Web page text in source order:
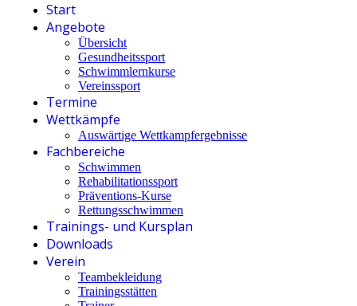
Start
Angebote
Übersicht
Gesundheitssport
Schwimmlernkurse
Vereinssport
Termine
Wettkämpfe
Auswärtige Wettkampfergebnisse
Fachbereiche
Schwimmen
Rehabilitationssport
Präventions-Kurse
Rettungsschwimmen
Trainings- und Kursplan
Downloads
Verein
Teambekleidung
Trainingsstätten